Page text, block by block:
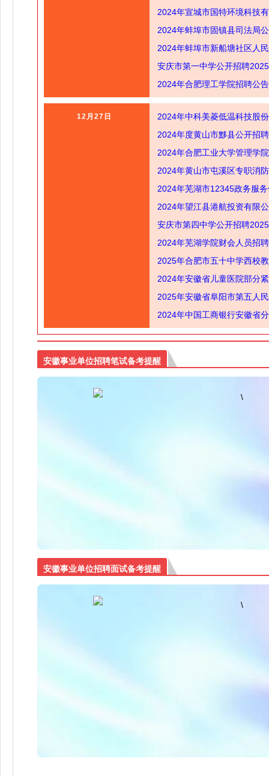
2024年宣城市国特环境科技
2024年蚌埠市固镇县司法局
2024年蚌埠市新船塘社区人
安庆市第一中学公开招聘
2024年合肥理工学院招聘公告
12月27日
2024年中科美菱低温科技股
2024年度黄山市黟县公开招
2024年合肥工业大学管理学
2024年黄山市屯溪区专职消
2024年芜湖市12345政务服
2024年望江县港航投资有限
安庆市第四中学公开招聘
2024年芜湖学院财会人员招
2025年合肥市五十中学西校
2024年安徽省儿童医院部分
2025年安徽省阜阳市第五人
2024年中国工商银行安徽省
安徽事业单位招聘笔试备考提醒
安徽事业单位招聘面试备考提醒